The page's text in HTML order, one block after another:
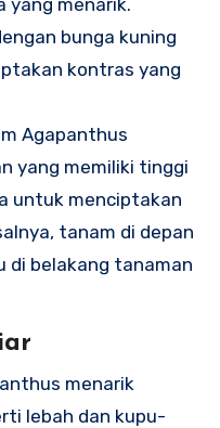
yang menarik.
bunga kuning
kontras yang
Agapanthus
yang memiliki tinggi
untuk menciptakan
tanam di depan
di belakang tanaman
menarik
lebah dan kupu-